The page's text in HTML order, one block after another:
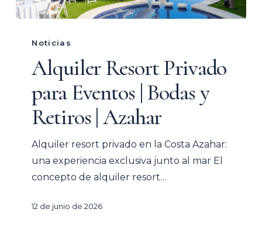
Resort
Privado
para
Eventos
Bodas
Retiros
Noticias
Alquiler Resort Privado
para Eventos | Bodas y
Retiros | Azahar
Alquiler resort privado en la Costa Azahar:
una experiencia exclusiva junto al mar El
concepto de alquiler resort…
12 de junio de 2026